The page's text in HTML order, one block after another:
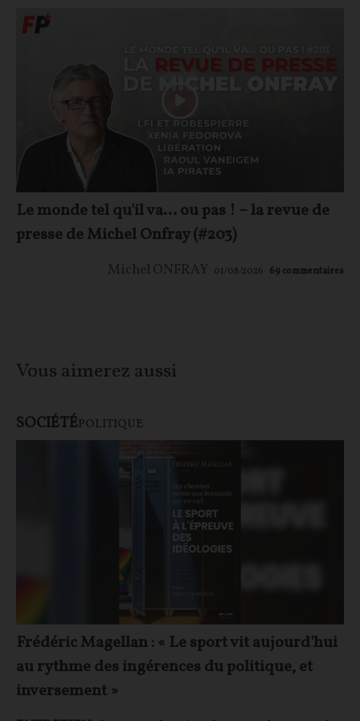
Le monde tel qu'il va… ou pas ! – la revue de
presse de Michel Onfray (#203)
Michel ONFRAY 01/08/2026 69 commentaires
Vous aimerez aussi
SOCIÉTÉPOLITIQUE
Frédéric Magellan : « Le sport vit aujourd'hui
au rythme des ingérences du politique, et
inversement »